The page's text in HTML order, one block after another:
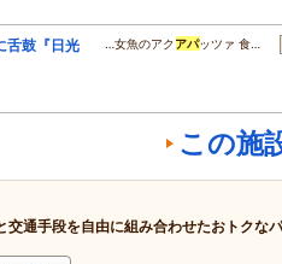
舌鼓『日光
…女魚のアクアパッツァ 食…
この施
交通手段を自由に組み合わせたおトクな